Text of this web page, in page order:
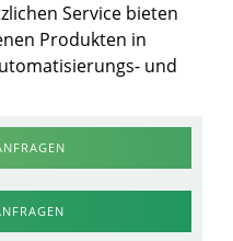
Service bieten
Produkten in
und